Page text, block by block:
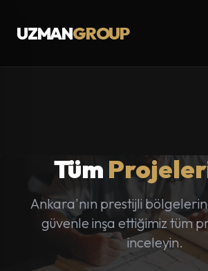
UZMANGROUP
Tüm
Ankara'nın prestijli
güvenle inşa ettiğimiz tüm
inceleyin.